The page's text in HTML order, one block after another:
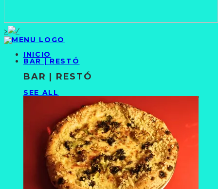
>
INICIO
BAR | RESTÓ
BAR | RESTÓ
SEE ALL